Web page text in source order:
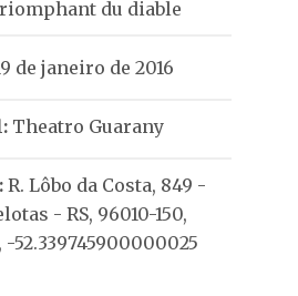
du diable
de janeiro de 2016
Theatro Guarany
R. Lôbo da Costa, 849 -
- RS, 96010-150,
-52.339745900000025